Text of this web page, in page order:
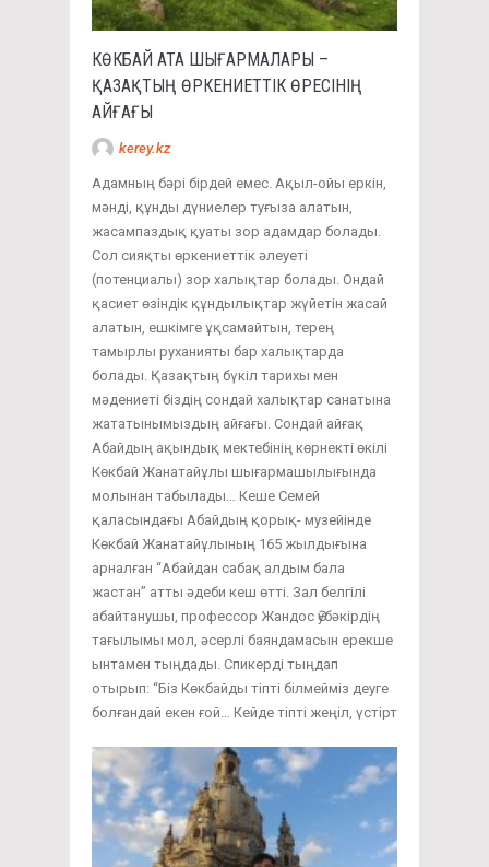
КӨКБАЙ АТА ШЫҒАРМАЛАРЫ –
ҚАЗАҚТЫҢ ӨРКЕНИЕТТІК ӨРЕСІНІҢ
АЙҒАҒЫ
kerey.kz
Адамның бәрі бірдей емес. Ақыл-ойы еркін,
мәнді, құнды дүниелер туғыза алатын,
жасампаздық қуаты зор адамдар болады.
Сол сияқты өркениеттік әлеуеті
(потенциалы) зор халықтар болады. Ондай
қасиет өзіндік құндылықтар жүйетін жасай
алатын, ешкімге ұқсамайтын, терең
тамырлы руханияты бар халықтарда
болады. Қазақтың бүкіл тарихы мен
мәдениеті біздің сондай халықтар санатына
жататынымыздың айғағы. Сондай айғақ
Абайдың ақындық мектебінің көрнекті өкілі
Көкбай Жанатайұлы шығармашылығында
молынан табылады… Кеше Семей
қаласындағы Абайдың қорық- музейінде
Көкбай Жанатайұлының 165 жылдығына
арналған “Абайдан сабақ алдым бала
жастан” атты әдеби кеш өтті. Зал белгілі
абайтанушы, профессор Жандос Әубәкірдің
тағылымы мол, әсерлі баяндамасын ерекше
ынтамен тыңдады. Спикерді тыңдап
отырып: “Біз Көкбайды тіпті білмейміз деуге
болғандай екен ғой… Кейде тіпті жеңіл, үстірт